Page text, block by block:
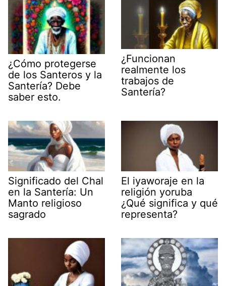
¿Cómo protegerse
de los Santeros y la
Santería? Debe
saber esto.
¿Funcionan
realmente los
trabajos de
Santería?
Significado del Chal
en la Santería: Un
Manto religioso
sagrado
El iyaworaje en la
religión yoruba
¿Qué significa y qué
representa?